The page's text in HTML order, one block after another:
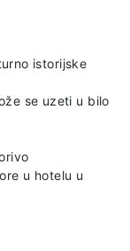
istorijske
se uzeti u bilo
u hotelu u